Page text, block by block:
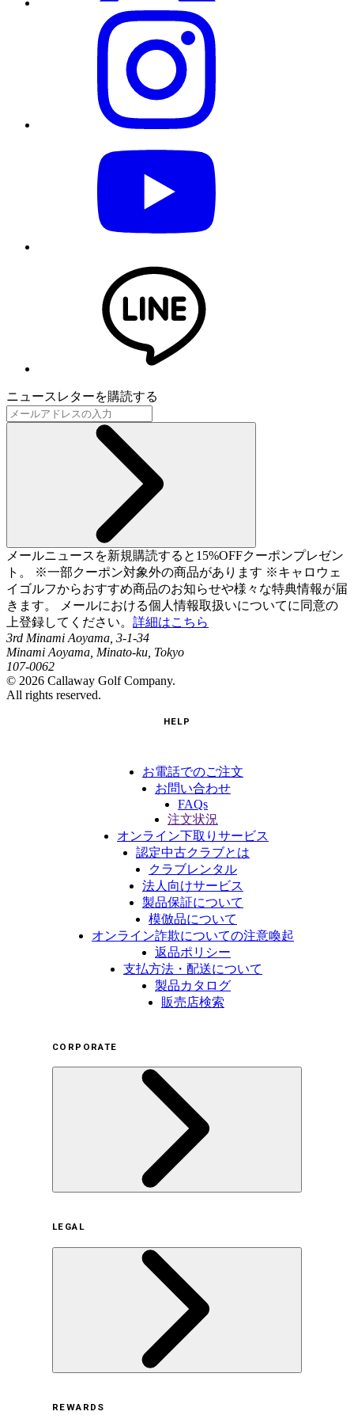
ニュースレターを購読する
メールニュースを新規購読すると15%OFFクーポンプレゼン
ト。 ※一部クーポン対象外の商品があります ※キャロウェ
イゴルフからおすすめ商品のお知らせや様々な特典情報が届
きます。 メールにおける個人情報取扱いについてに同意の
上登録してください。 詳細はこちら
3rd Minami Aoyama, 3-1-34
Minami Aoyama, Minato-ku, Tokyo
107-0062
© 2026 Callaway Golf Company.
All rights reserved.
HELP
お電話でのご注文
お問い合わせ
FAQs
注文状況
オンライン下取りサービス
認定中古クラブとは
クラブレンタル
法人向けサービス
製品保証について
模倣品について
オンライン詐欺についての注意喚起
返品ポリシー
支払方法・配送について
製品カタログ
販売店検索
CORPORATE
サステナビリティの取り組み（日本）
サステナビリティの取り組み（米国/英語）
ヒストリー
採用情報
LEGAL
REWARDS